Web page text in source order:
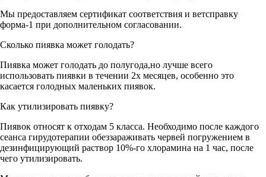
Мы предоставляем сертификат соответствия и ветсправку
форма-1 при дополнительном согласовании.
Сколько пиявка может голодать?
Пиявка может голодать до полугода,но лучше всего
использовать пиявки в течении 2х месяцев, особенно это
касается голодных маленьких пиявок.
Как утилизировать пиявку?
Пиявок относят к отходам 5 класса. Необходимо после каждого
сеанса гирудотерапии обеззараживать червей погружением в
дезинфицирующий раствор 10%-го хлорамина на 1 час, после
чего утилизировать.